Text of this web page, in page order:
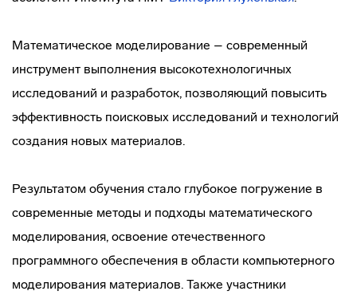
Математическое моделирование – современный
инструмент выполнения высокотехнологичных
исследований и разработок, позволяющий повысить
эффективность поисковых исследований и технологий
создания новых материалов.
Результатом обучения стало глубокое погружение в
современные методы и подходы математического
моделирования, освоение отечественного
программного обеспечения в области компьютерного
моделирования материалов. Также участники